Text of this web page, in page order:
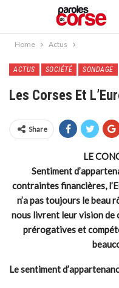
Home Actus
ACTUS SOCIÉTÉ SONDAGE
Les Corses Et
Share
LE
Sentiment
contraintes financières,
n’a pas toujours le beau
nous livrent leur vision
prérogatives et
Le sentiment